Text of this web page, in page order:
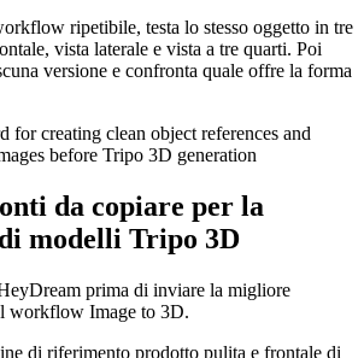
ripetibile, testa lo stesso oggetto in tre
vista laterale e vista a tre quarti. Poi
versione e confronta quale offre la forma
da copiare per la
modelli Tripo 3D
prima di inviare la migliore
workflow Image to 3D.
di riferimento prodotto pulita e frontale di